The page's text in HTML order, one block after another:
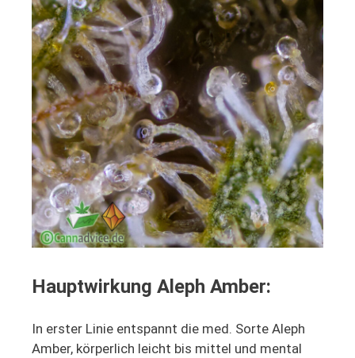
Hauptwirkung Aleph Amber:
In erster Linie entspannt die med. Sorte Aleph
Amber, körperlich leicht bis mittel und mental